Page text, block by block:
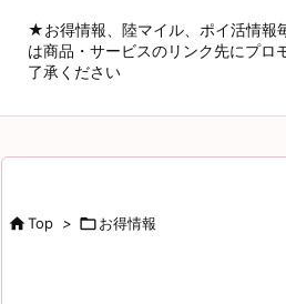
★お得情報、陸マイル、ポイ活情
は商品・サービスのリンク先にプロ
了承ください
Top > お得情報